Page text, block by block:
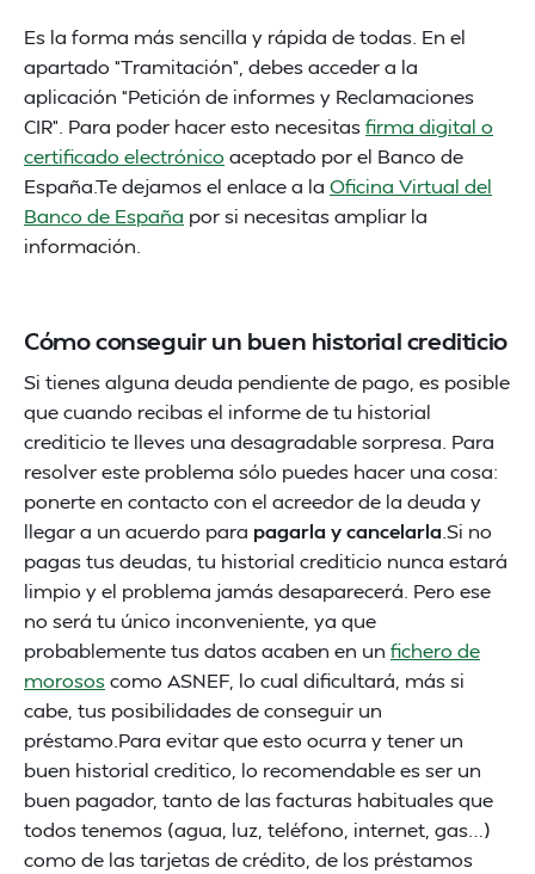
Es la forma más sencilla y rápida de todas. En el
apartado “Tramitación”, debes acceder a la
aplicación “Petición de informes y Reclamaciones
CIR”. Para poder hacer esto necesitasfirma digital o
certificado electrónico aceptado por el Banco de
España.Te dejamos el enlace a la Oficina Virtual del
Banco de España por si necesitas ampliar la
información.
Cómo conseguir un buen historial crediticio
Si tienes alguna deuda pendiente de pago, es posible
que cuando recibas el informe de tu historial
crediticio te lleves una desagradable sorpresa. Para
resolver este problema sólo puedes hacer una cosa:
ponerte en contacto con el acreedor de la deuda y
llegar a un acuerdo para pagarla y cancelarla .Si no
pagas tus deudas, tu historial crediticio nunca estará
limpio y el problema jamás desaparecerá. Pero ese
no será tu único inconveniente, ya que
probablemente tus datos acaben en un fichero de
morososcomo ASNEF, lo cual dificultará, más si
cabe, tus posibilidades de conseguir un
préstamo.Para evitar que esto ocurra y tener un
buen historial creditico, lo recomendable es ser un
buen pagador, tanto de las facturas habituales que
todos tenemos (agua, luz, teléfono, internet, gas…)
como de las tarjetas de crédito, de los préstamos